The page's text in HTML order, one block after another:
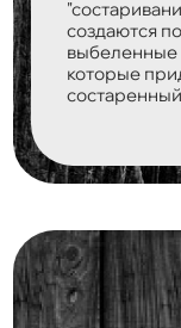
создаются
выбеленные
которые